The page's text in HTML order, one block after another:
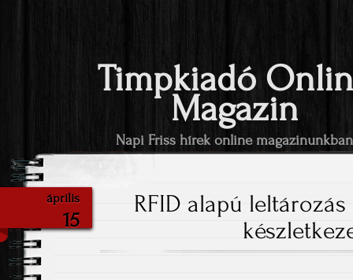
Timpkiadó
Magazin
Napi Friss hírek online magazinunkban
április
15
RFID alapú